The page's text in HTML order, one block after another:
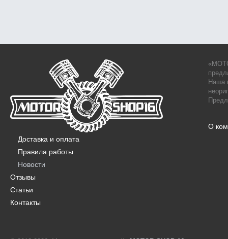
Наша
О
Доставка и оплата
Правила работы
Новости
Отзывы
Статьи
Контакты